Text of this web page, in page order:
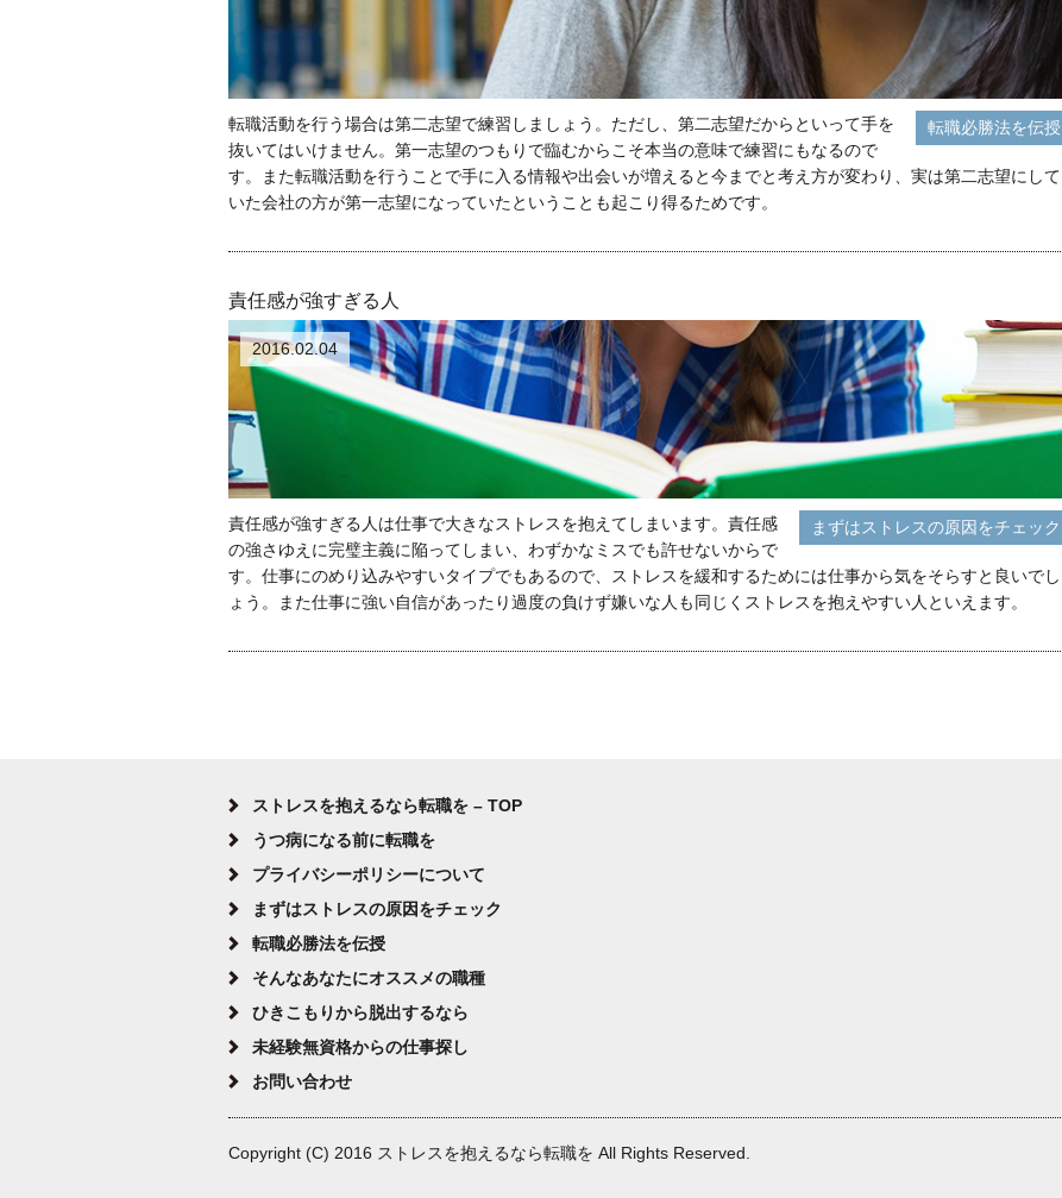
転職必勝法を伝授
転職活動を行う場合は第二志望で練習しましょう。ただし、第二志望だからといって手を
抜いてはいけません。第一志望のつもりで臨むからこそ本当の意味で練習にもなるので
す。また転職活動を行うことで手に入る情報や出会いが増えると今までと考え方が変わり、実は第二志望にして
いた会社の方が第一志望になっていたということも起こり得るためです。
責任感が強すぎる人
2016.02.04
まずはストレスの原因をチェック
責任感が強すぎる人は仕事で大きなストレスを抱えてしまいます。責任感
の強さゆえに完璧主義に陥ってしまい、わずかなミスでも許せないからで
す。仕事にのめり込みやすいタイプでもあるので、ストレスを緩和するためには仕事から気をそらすと良いでし
ょう。また仕事に強い自信があったり過度の負けず嫌いな人も同じくストレスを抱えやすい人といえます。
ストレスを抱えるなら転職を – TOP
うつ病になる前に転職を
プライバシーポリシーについて
まずはストレスの原因をチェック
転職必勝法を伝授
そんなあなたにオススメの職種
ひきこもりから脱出するなら
未経験無資格からの仕事探し
お問い合わせ
Copyright (C) 2016 ストレスを抱えるなら転職を All Rights Reserved.